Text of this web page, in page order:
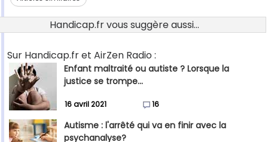
Handicap.fr vous suggère aussi...
Sur Handicap.fr et AirZen Radio :
Enfant maltraité ou autiste ? Lorsque la
justice se trompe...
16 avril 2021 16
Autisme : l'arrêté qui va en finir avec la
psychanalyse?